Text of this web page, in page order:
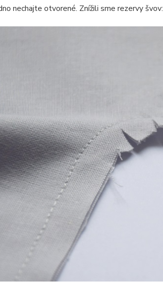
nechajte otvorené. Znížili sme rezervy švov: